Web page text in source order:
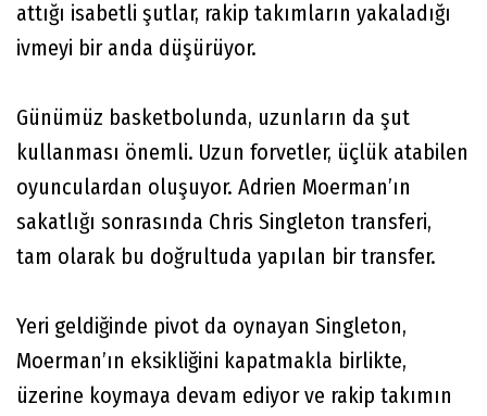
attığı isabetli şutlar, rakip takımların yakaladığı
ivmeyi bir anda düşürüyor.
Günümüz basketbolunda, uzunların da şut
kullanması önemli. Uzun forvetler, üçlük atabilen
oyunculardan oluşuyor. Adrien Moerman’ın
sakatlığı sonrasında Chris Singleton transferi,
tam olarak bu doğrultuda yapılan bir transfer.
Yeri geldiğinde pivot da oynayan Singleton,
Moerman’ın eksikliğini kapatmakla birlikte,
üzerine koymaya devam ediyor ve rakip takımın